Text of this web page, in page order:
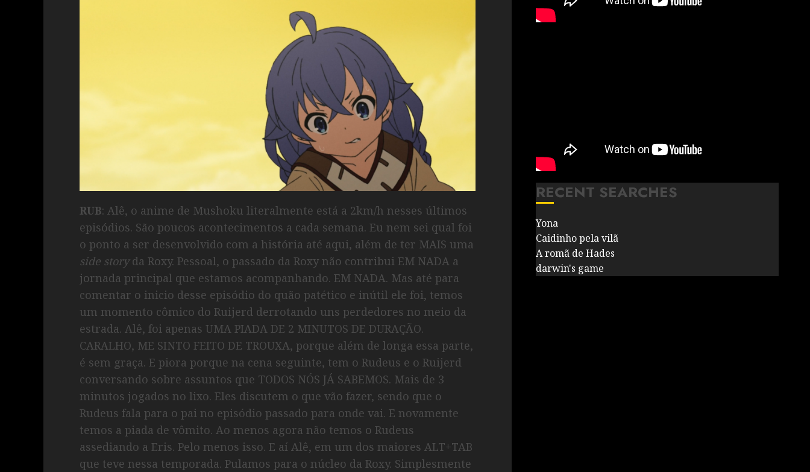
RUB: Alê, o anime de Mushoku literalmente está a 2km/h nesses últimos
episódios. São poucos acontecimentos a cada semana. Eu nem sei qual foi
o ponto a ser desenvolvido com a história até aqui, além de ter MAIS uma
side storyda Roxy. Pessoal, o passado da Roxy não contribui EM NADA a
jornada principal que estamos acompanhando. EM NADA. Mas até para
comentar o inicio desse episódio do quão patético e inútil ele foi, temos
um momento cômico do Ruijerd derrotando uns perdedores no meio da
estrada. Alê, foi apenas UMA PIADA DE 2 MINUTOS DE DURAÇÃO.
CARALHO, ME SINTO FEITO DE TROUXA, porque além de longa essa parte,
é sem graça. E piora porque na cena seguinte, tem o Rudeus e o Ruijerd
conversando sobre assuntos que TODOS NÓS JÁ SABEMOS. Mais de 3
minutos jogados no lixo. Eles discutem o que vão fazer, sendo que o
Rudeus fala para o pai no episódio passado para onde vai. E novamente
temos a piada de vômito. Ao menos agora não temos o Rudeus
assediando a Eris. Pelo menos isso. E aí Alê, em um dos maiores ALT+TAB
que teve nessa temporada. Pulamos para o núcleo da Roxy. Simplesmente
RECENT SEARCHES
Yona
Caidinho pela vilã
A romã de Hades
darwin's game